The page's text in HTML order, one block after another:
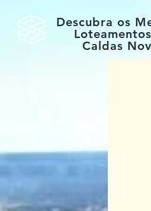
Descubra os
Caldas